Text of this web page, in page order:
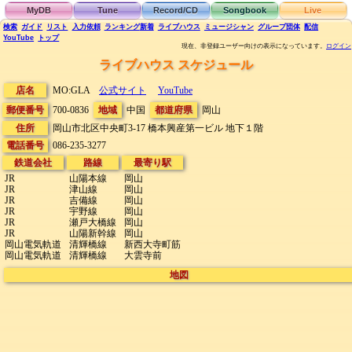
MyDB Tune Record/CD Songbook Live
検索 ガイド リスト 入力依頼 ランキング新着 ライブハウス ミュージシャン グループ団体 配信
YouTube
トップ
現在、非登録ユーザー向けの表示になっています。 ログイン
ライブハウス スケジュール
店名 MO:GLA 公式サイト
YouTube
郵便番号
700-0836 地域 中国 都道府県
岡山
住所
岡山市北区中央町3-17 橋本興産第一ビル 地下１階
電話番号
086-235-3277
鉄道会社
JR
JR
JR
JR
JR
JR
岡山電気軌道
岡山電気軌道
路線
山陽本線
津山線
吉備線
宇野線
瀬戸大橋線
山陽新幹線
清輝橋線
清輝橋線
最寄り駅
岡山
岡山
岡山
岡山
岡山
岡山
新西大寺町筋
大雲寺前
地図